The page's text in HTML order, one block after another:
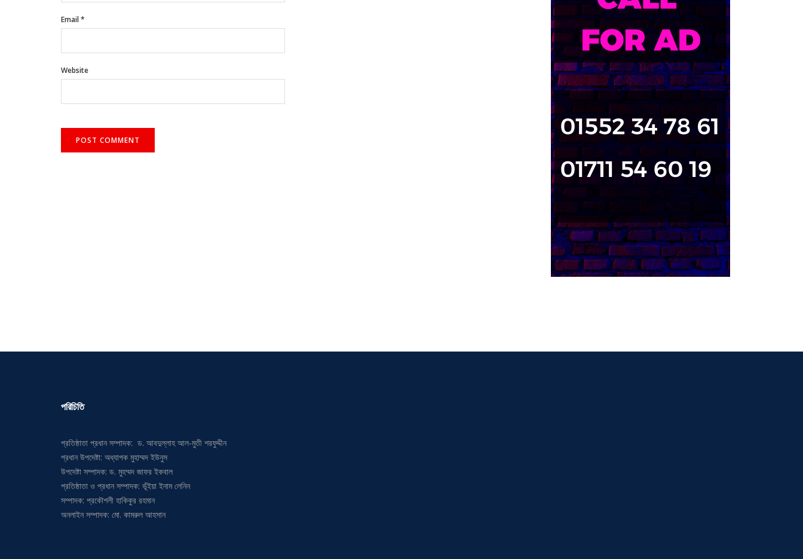
Email*
Website
পরিচিতি
প্রতিষ্ঠাতা প্রধান সম্পাদক: ড. আবদুল্লাহ আল-মুতী শরফুদ্দীন
প্রধান উপদেষ্টা: অধ্যাপক মুহাম্মদ ইউনুস
উপদেষ্টা সম্পাদক: ড. মুহম্মদ জাফর ইকবাল
প্রতিষ্ঠাতা ও প্রধান সম্পাদক: ভূঁইয়া ইনাম লেনিন
সম্পাদক: প্রকৌশলী হাকিকুর রহমান
অনলাইন সম্পাদক: মো. কামরুল আহসান